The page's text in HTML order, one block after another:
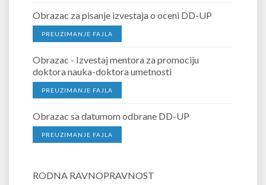
Obrazac za pisanje izvestaja o oceni DD-UP
PREUZIMANJE FAJLA
Obrazac - Izvestaj mentora za promociju
doktora nauka-doktora umetnosti
PREUZIMANJE FAJLA
Obrazac sa datumom odbrane DD-UP
PREUZIMANJE FAJLA
RODNA RAVNOPRAVNOST